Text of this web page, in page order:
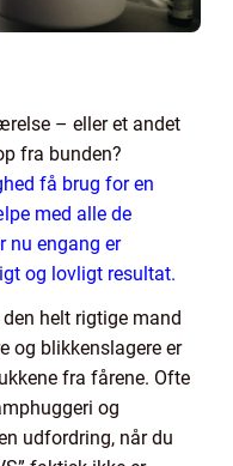
– eller et andet
fra bunden?
få brug for en
med alle de
nu engang er
og lovligt resultat.
helt rigtige mand
og blikkenslagere er
fra fårene. Ofte
og
udfordring, når du